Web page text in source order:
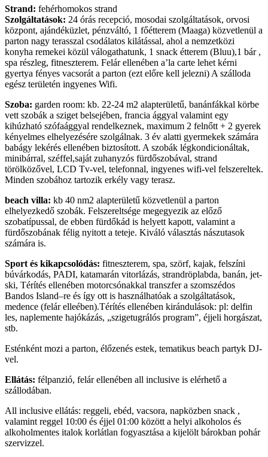
Strand: fehérhomokos strand
Szolgáltatások: 24 órás recepció, mosodai szolgáltatások, orvosi
központ, ajándéküzlet, pénzváltó, 1 főétterem (Maaga) közvetlenül a
parton nagy terasszal csodálatos kilátással, ahol a nemzetközi
konyha remekei közül válogathatunk, 1 snack étterem (Bluu),1 bár ,
spa részleg, fitneszterem. Felár ellenében a’la carte lehet kérni
gyertya fényes vacsorát a parton (ezt előre kell jelezni) A szálloda
egész területén ingyenes Wifi.
Szoba: garden room: kb. 22-24 m2 alapterületű, banánfákkal körbe
vett szobák a sziget belsejében, francia ággyal valamint egy
kihúzható szófaággyal rendelkeznek, maximum 2 felnőtt + 2 gyerek
kényelmes elhelyezésére szolgálnak. 3 év alatti gyermekek számára
babágy lekérés ellenében biztosított. A szobák légkondicionáltak,
minibárral, széffel,saját zuhanyzós fürdőszobával, strand
törölközővel, LCD Tv-vel, telefonnal, ingyenes wifi-vel felszereltek.
Minden szobához tartozik erkély vagy terasz.
beach villa: kb 40 nm2 alapterületű közvetlenül a parton
elhelyezkedő szobák. Felszereltsége megegyezik az előző
szobatípussal, de ebben fürdőkád is helyett kapott, valamint a
fürdőszobának félig nyitott a teteje. Kiváló választás nászutasok
számára is.
Sport és kikapcsolódás: fitneszterem, spa, szörf, kajak, felszíni
búvárkodás, PADI, katamarán vitorlázás, strandröplabda, banán, jet-
ski, Térítés ellenében motorcsónakkal transzfer a szomszédos
Bandos Island–re és így ott is használhatóak a szolgáltatások,
medence (felár elleében).Térítés ellenében kirándulások: pl: delfin
les, naplemente hajókázás, „szigetugrálós program”, éjjeli horgászat,
stb.
Esténként mozi a parton, élőzenés estek, tematikus beach partyk DJ-
vel.
Ellátás: félpanzió, felár ellenében all inclusive is elérhető a
szállodában.
All inclusive ellátás: reggeli, ebéd, vacsora, napközben snack ,
valamint reggel 10:00 és éjjel 01:00 között a helyi alkoholos és
alkoholmentes italok korlátlan fogyasztása a kijelölt bárokban pohár
szervizzel.